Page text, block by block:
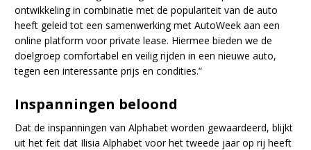
ontwikkeling in combinatie met de populariteit van de auto
heeft geleid tot een samenwerking met AutoWeek aan een
online platform voor private lease. Hiermee bieden we de
doelgroep comfortabel en veilig rijden in een nieuwe auto,
tegen een interessante prijs en condities.”
Inspanningen beloond
Dat de inspanningen van Alphabet worden gewaardeerd, blijkt
uit het feit dat Ilisia Alphabet voor het tweede jaar op rij heeft